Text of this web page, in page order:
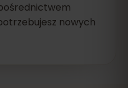
nowych